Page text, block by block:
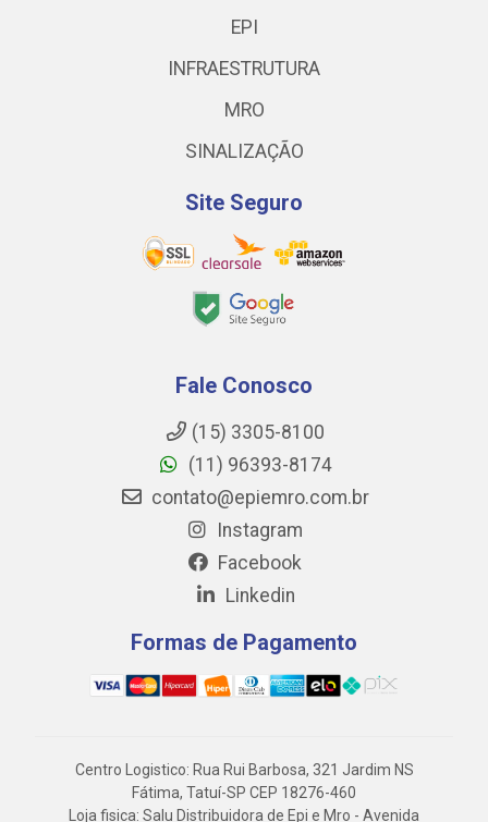
EPI
INFRAESTRUTURA
MRO
SINALIZAÇÃO
Site Seguro
Fale Conosco
(15) 3305-8100
(11) 96393-8174
contato@epiemro.com.br
Instagram
Facebook
Linkedin
Formas de Pagamento
Centro Logistico: Rua Rui Barbosa, 321 Jardim NS
Fátima, Tatuí-SP CEP 18276-460
Loja fisica: Salu Distribuidora de Epi e Mro - Avenida